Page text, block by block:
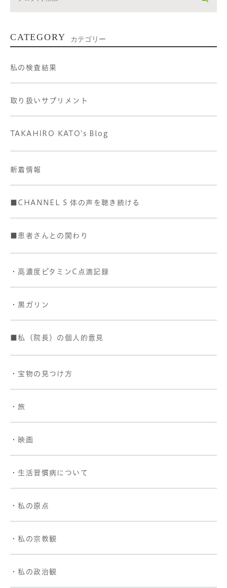
CATEGORY カテゴリー
私の検査結果
取り扱いサプリメント
TAKAHIRO KATO's Blog
新着情報
■CHANNEL S 体の声を聴き続ける
■患者さんとの関わり
・高濃度ビタミンC点滴記録
・黒ガリン
■私（院長）の個人的意見
・宝物の見つけ方
・旅
・映画
・生活習慣病について
・私の原点
・私の宗教観
・私の政治観